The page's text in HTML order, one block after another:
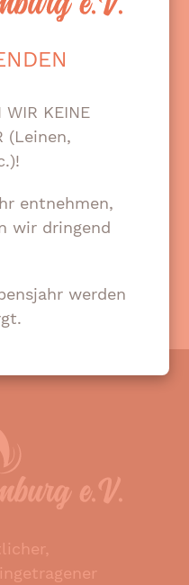
zwei Mal jährlich
in Kiel sowie in
Hilfsdienst, der
beteiligten Schulen
Sponsoren und
WIR KEINE
(Leinen,
entnehmen,
wir dringend
werden